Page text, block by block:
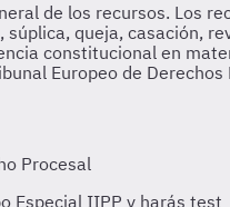
de los recursos. Los
súplica, queja, casación,
constitucional en
Europeo de Derechos